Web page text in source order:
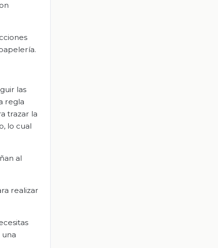
las
regla
trazar la
lo cual
al
realizar
una